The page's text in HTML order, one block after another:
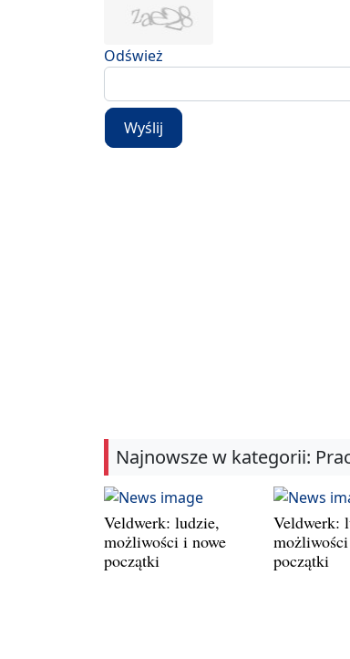
Odśwież
Wyślij
Najnowsze w kategorii:
Veldwerk: ludzie,
możliwości i nowe
początki
Veldwerk:
początki